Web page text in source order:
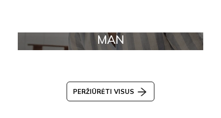
MAN
PERŽIŪRĖTI VISUS